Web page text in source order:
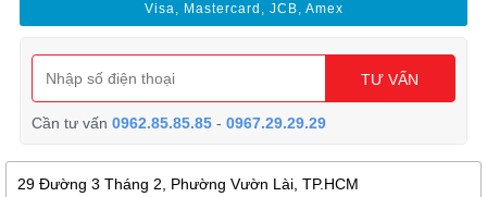
Visa, Mastercard, JCB, Amex
TƯ VẤN
Cần tư vấn0962.85.85.85 -0967.29.29.29
29 Đường 3 Tháng 2, Phường Vườn Lài, TP.HCM